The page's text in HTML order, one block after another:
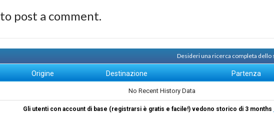
to post a comment.
Desideri una ricerca completa dello
Origine Destinazione Partenza
No Recent History Data
Gli utenti con account di base (registrarsi è gratis e facile!) vedono storico di 3 months